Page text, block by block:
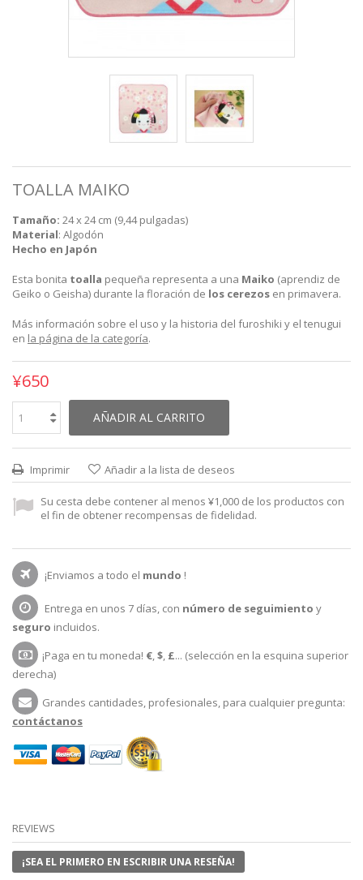
TOALLA MAIKO
Tamaño: 24 x 24 cm (9,44 pulgadas)
Material: Algodón
Hecho en Japón
Esta bonita toalla pequeña representa a una Maiko (aprendiz de
Geiko o Geisha) durante la floración de los cerezos en primavera.
Más información sobre el uso y la historia del furoshiki y el tenugui
en la página de la categoría.
¥650
AÑADIR AL CARRITO
Imprimir Añadir a la lista de deseos
Su cesta debe contener al menos ¥1,000 de los productos con
el fin de obtener recompensas de fidelidad.
¡Enviamos a todo el mundo !
Entrega en unos 7 días, con número de seguimiento y
seguro incluidos.
¡Paga en tu moneda! €,$, £... (selección en la esquina superior
derecha)
Grandes cantidades, profesionales, para cualquier pregunta:
contáctanos
REVIEWS
¡SEA EL PRIMERO EN ESCRIBIR UNA RESEÑA!